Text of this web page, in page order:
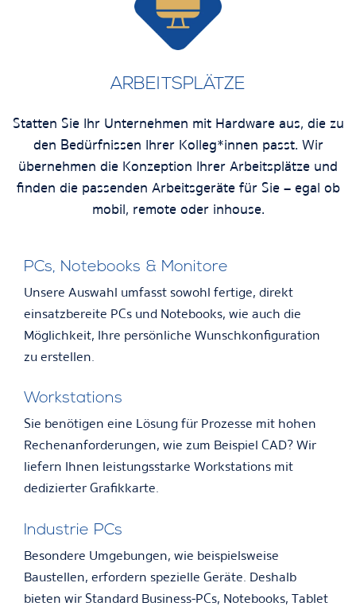
ARBEITSPLÄTZE
Statten Sie Ihr Unternehmen mit Hardware aus, die zu
den Bedürfnissen Ihrer Kolleg*innen passt. Wir
übernehmen die Konzeption Ihrer Arbeitsplätze und
finden die passenden Arbeitsgeräte für Sie – egal ob
mobil, remote oder inhouse.
PCs, Notebooks & Monitore
Unsere Auswahl umfasst sowohl fertige, direkt
einsatzbereite PCs und Notebooks, wie auch die
Möglichkeit, Ihre persönliche Wunschkonfiguration
zu erstellen.
Workstations
Sie benötigen eine Lösung für Prozesse mit hohen
Rechenanforderungen, wie zum Beispiel CAD? Wir
liefern Ihnen leistungsstarke Workstations mit
dedizierter Grafikkarte.
Industrie PCs
Besondere Umgebungen, wie beispielsweise
Baustellen, erfordern spezielle Geräte. Deshalb
bieten wir Standard Business-PCs, Notebooks, Tablet